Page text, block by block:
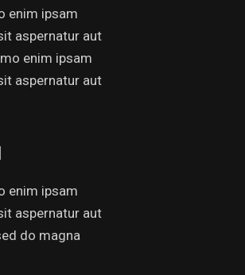
enim ipsam
aspernatur aut
enim ipsam
aspernatur aut
enim ipsam
aspernatur aut
do magna